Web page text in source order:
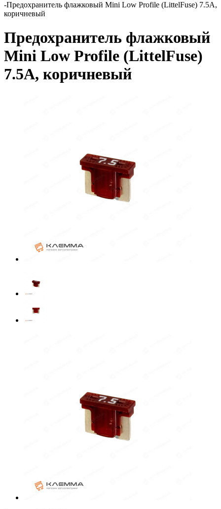
-Предохранитель флажковый Mini Low Profile (LittelFuse) 7.5А,
коричневый
Предохранитель флажковый
Mini Low Profile (LittelFuse)
7.5А, коричневый